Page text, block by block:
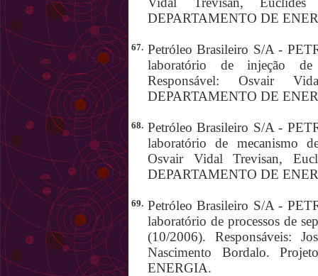
DEPARTAMENTO DE
67. Petróleo Brasileiro S/A -
laboratório de injeção
Responsável: Osvair
DEPARTAMENTO DE
68. Petróleo Brasileiro S/A -
laboratório de mecanismo
Osvair Vidal Trevisan,
DEPARTAMENTO DE
69. Petróleo Brasileiro S/A -
laboratório de processos de
(10/2006). Responsáveis:
Nascimento Bordalo.
ENERGIA.